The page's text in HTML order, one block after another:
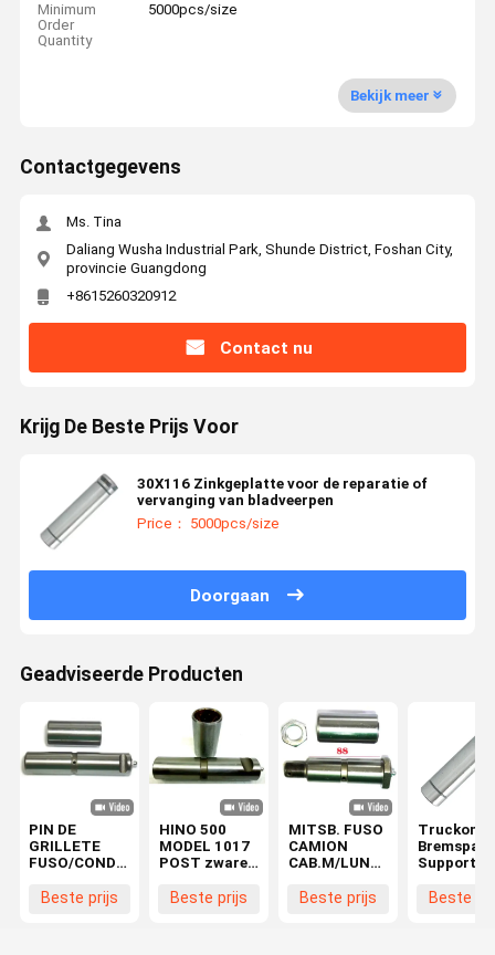
Minimum
Order
Quantity
5000pcs/size
Bekijk meer
Contactgegevens
Ms. Tina
Daliang Wusha Industrial Park, Shunde District, Foshan City,
provincie Guangdong
+8615260320912
Contact nu
Krijg De Beste Prijs Voor
30X116 Zinkgeplatte voor de reparatie of
vervanging van bladveerpen
Price： 5000pcs/size
Doorgaan
Geadviseerde Producten
PIN DE
GRILLETE
FUSO/CONDOR
X 130 Voor
Beste prijs
HINO 500
MODEL 1017
POST zware
bladvoetspeld
Beste prijs
MITSB. FUSO
CAMION
CAB.M/LUNA
Ø28x88
Beste prijs
Bremspad
Support
Beste